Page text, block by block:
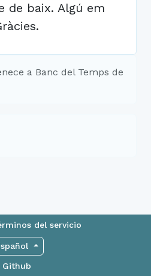
de baix. Algú em
a Banc del Temps de
del servicio
Github